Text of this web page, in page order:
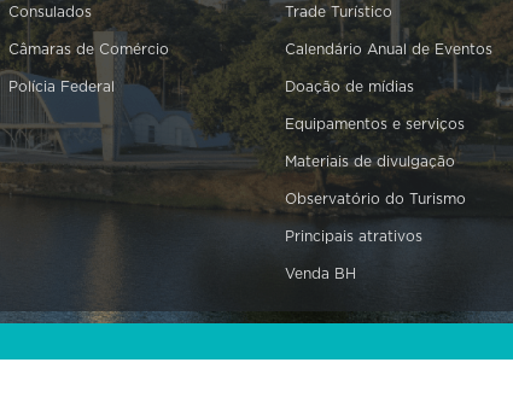
Consulados
Câmaras de Comércio
Polícia Federal
Trade Turístico
Calendário Anual de Eventos
Doação de mídias
Equipamentos e serviços
Materiais de divulgação
Observatório do Turismo
Principais atrativos
Venda BH